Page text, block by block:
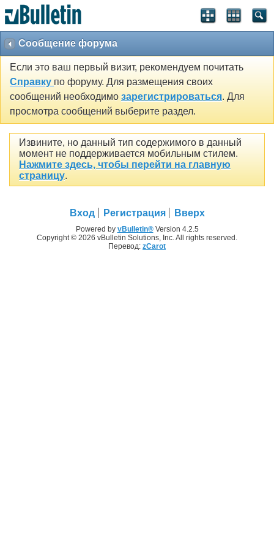
Сообщение форума
Если это ваш первый визит, рекомендуем почитать
Справку по форуму. Для размещения своих
сообщений необходимо зарегистрироваться. Для
просмотра сообщений выберите раздел.
Извините, но данный тип содержимого в данный
момент не поддерживается мобильным стилем.
Нажмите здесь, чтобы перейти на главную
страницу.
Вход Регистрация Вверх
Powered by vBulletin®Version 4.2.5
Copyright © 2026 vBulletin Solutions, Inc. All rights reserved.
Перевод: zCarot